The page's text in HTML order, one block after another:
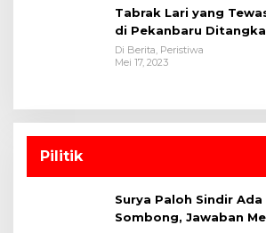
Tabrak Lari yang
di Pekanbaru
Di Berita, Peristiwa
Mei 17, 2023
Pilitik
Surya Paloh Sindir
Sombong, Jawaban